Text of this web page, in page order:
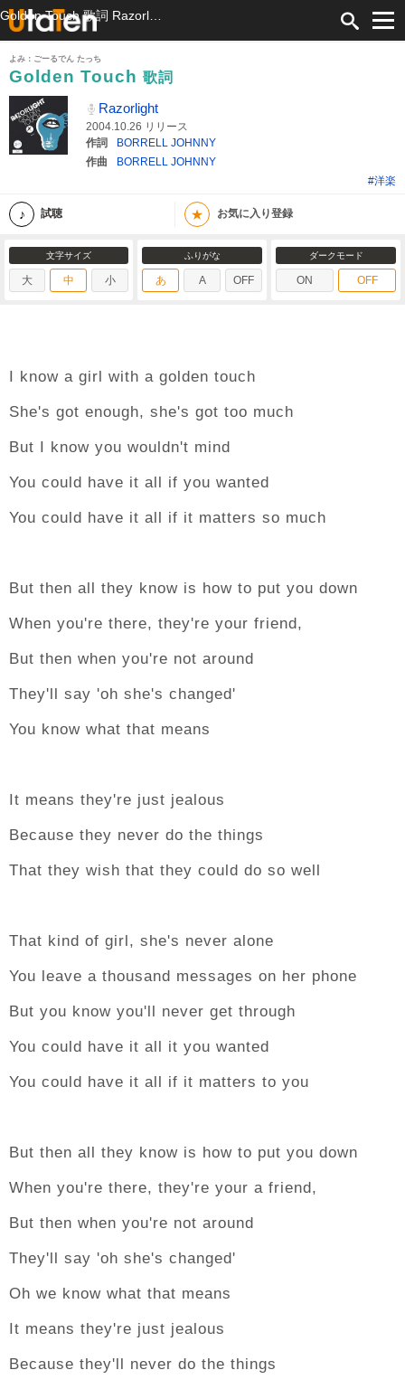
よみ：ごーるでん たっち
Golden Touch 歌詞
Razorlight
2004.10.26 リリース
作詞
BORRELL JOHNNY
作曲
BORRELL JOHNNY
#洋楽
試聴 ★ お気に入り登録
文字サイズ
大 中 小
ふりがな
あ A OFF
ダークモード
ON OFF
I know a girl with a golden touch
She's got enough, she's got too much
But I know you wouldn't mind
You could have it all if you wanted
You could have it all if it matters so much
But then all they know is how to put you down
When you're there, they're your friend,
But then when you're not around
They'll say 'oh she's changed'
You know what that means
It means they're just jealous
Because they never do the things
That they wish that they could do so well
That kind of girl, she's never alone
You leave a thousand messages on her phone
But you know you'll never get through
You could have it all it you wanted
You could have it all if it matters to you
But then all they know is how to put you down
When you're there, they're your a friend,
But then when you're not around
They'll say 'oh she's changed'
Oh we know what that means
It means they're just jealous
Because they'll never do the things